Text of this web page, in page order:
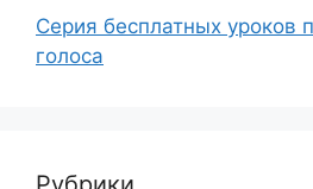
Серия бесплатных уроков
голоса